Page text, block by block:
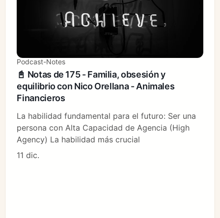
Podcast-Notes
📓 Notas de 175 - Familia, obsesión y
equilibrio con Nico Orellana - Animales
Financieros
La habilidad fundamental para el futuro: Ser una
persona con Alta Capacidad de Agencia (High
Agency) La habilidad más crucial
11 dic.